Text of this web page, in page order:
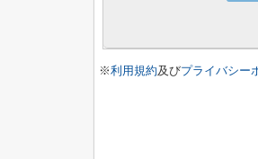
※利用規約及びプライバシー